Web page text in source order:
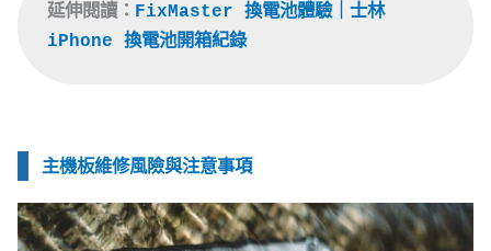
延伸閱讀： FixMaster 換電池體驗｜士林
iPhone 換電池開箱紀錄
主機板維修風險與注意事項